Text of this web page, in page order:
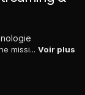
Le cosmonaute japonais Satoshi Furukawa a une mission : filmer depuis la Station Spatiale Internationale trois phénomènes spectaculaires : les étoiles filantes, les aurores boréales et les sprites. Voir plus